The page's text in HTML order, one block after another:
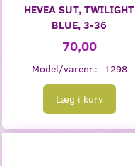
HEVEA SUT, TWILIGHT
BLUE, 3-36
70,00
Model/varenr.: 1298
Læg i kurv